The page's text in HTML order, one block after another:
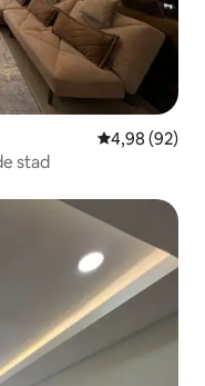
Gemiddelde
4,98 (92)
stad